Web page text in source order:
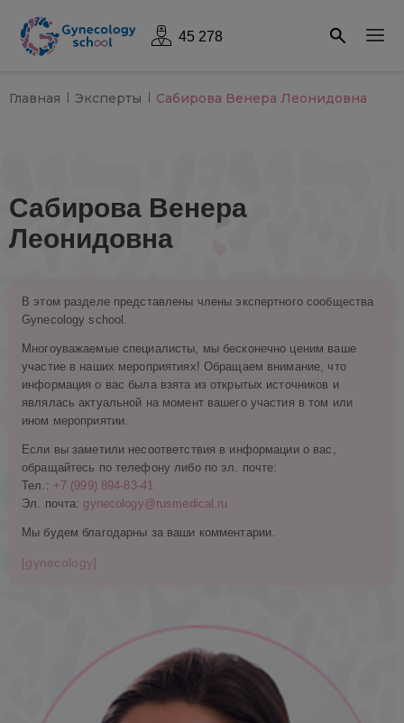
45 278
Главная Эксперты Сабирова Венера Леонидовна
Сабирова Венера
Леонидовна
В этом разделе представлены члены экспертного сообщества
Gynecology school.
Многоуважаемые специалисты, мы бесконечно ценим ваше
участие в наших мероприятиях! Обращаем внимание, что
информация о вас была взята из открытых источников и
являлась актуальной на момент вашего участия в том или
ином мероприятии.
Если вы заметили несоответствия в информации о вас,
обращайтесь по телефону либо по эл. почте:
Тел.: +7 (999) 894-83-41
Эл. почта: gynecology@rusmedical.ru
Мы будем благодарны за ваши комментарии.
[gynecology]